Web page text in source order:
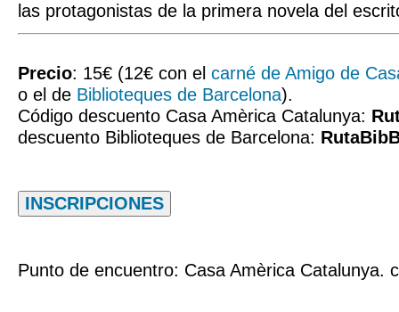
las protagonistas de la primera novela del
Precio: 15€ (12€ con el carné de Amigo de
o el de Biblioteques de Barcelona).
Código descuento Casa Amèrica Catalunya:
descuento Biblioteques de Barcelona:
INSCRIPCIONES
Punto de encuentro: Casa Amèrica Catalunya.